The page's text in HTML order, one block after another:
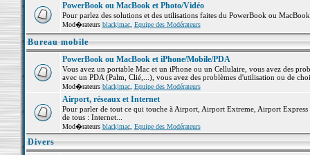
PowerBook ou MacBook et Photo/Vidéo
Pour parlez des solutions et des utilisations faites du PowerBook ou
Mod�rateurs blackjmac, Equipe des Modérateurs
Bureau mobile
PowerBook ou MacBook et iPhone/Mobile/PDA
Vous avez un portable Mac et un iPhone ou un Cellulaire, vous avez des
avec un PDA (Palm, Clié,...), vous avez des problèmes d'utilisation ou de
Mod�rateurs blackjmac, Equipe des Modérateurs
Airport, réseaux et Internet
Pour parler de tout ce qui touche à Airport, Airport Extreme, Airport
de tous : Internet...
Mod�rateurs blackjmac, Equipe des Modérateurs
Divers